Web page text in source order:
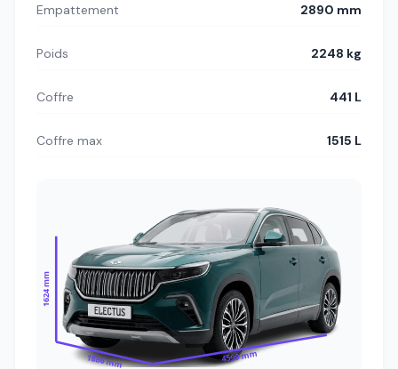
Empattement 2890 mm
Poids 2248 kg
Coffre 441 L
Coffre max 1515 L
1624 mm
1886 mm 4599 mm